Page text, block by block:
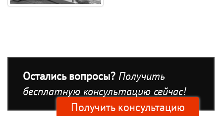
Остались вопросы? Получить
бесплатную консультацию сейчас!
Получить консультацию